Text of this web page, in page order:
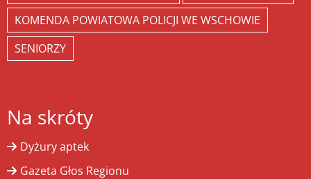
KOMENDA POWIATOWA POLICJI WE WSCHOWIE
SENIORZY
Na skróty
Dyżury aptek
Gazeta Głos Regionu